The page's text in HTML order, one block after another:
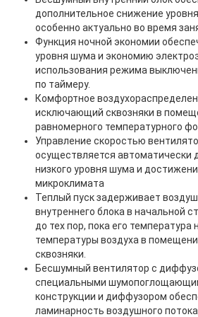
дополнительное снижение
особенно актуально во время
Функция ночной экономии
уровня шума и экономию
использования режима
по таймеру.
Комфортное
исключающий сквозняки в
равномерного температурного
Управление скоростью
осуществляется автоматически
низкого уровня шума и
микроклимата
Теплый пуск задерживает
внутреннего блока в начальной
до тех пор, пока его температура
температуры воздуха в
сквозняки.
Бесшумный вентилятор с
специальными
конструкции и диффузором
ламинарность воздушного